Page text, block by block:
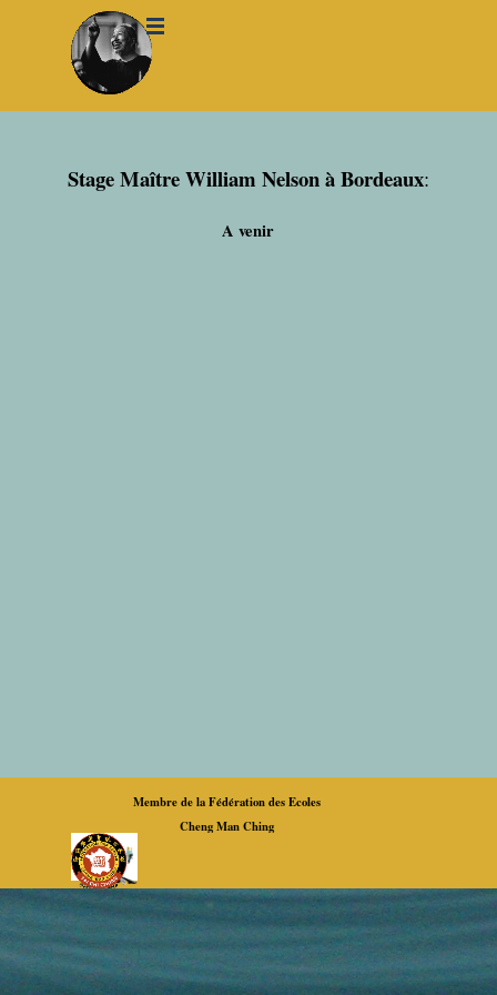
Aller au contenu
Sauter le menu
Stage Maître William Nelson à Bordeaux:
A venir
Membre de la Fédération des Ecoles
Cheng Man Ching
Retourner au contenu